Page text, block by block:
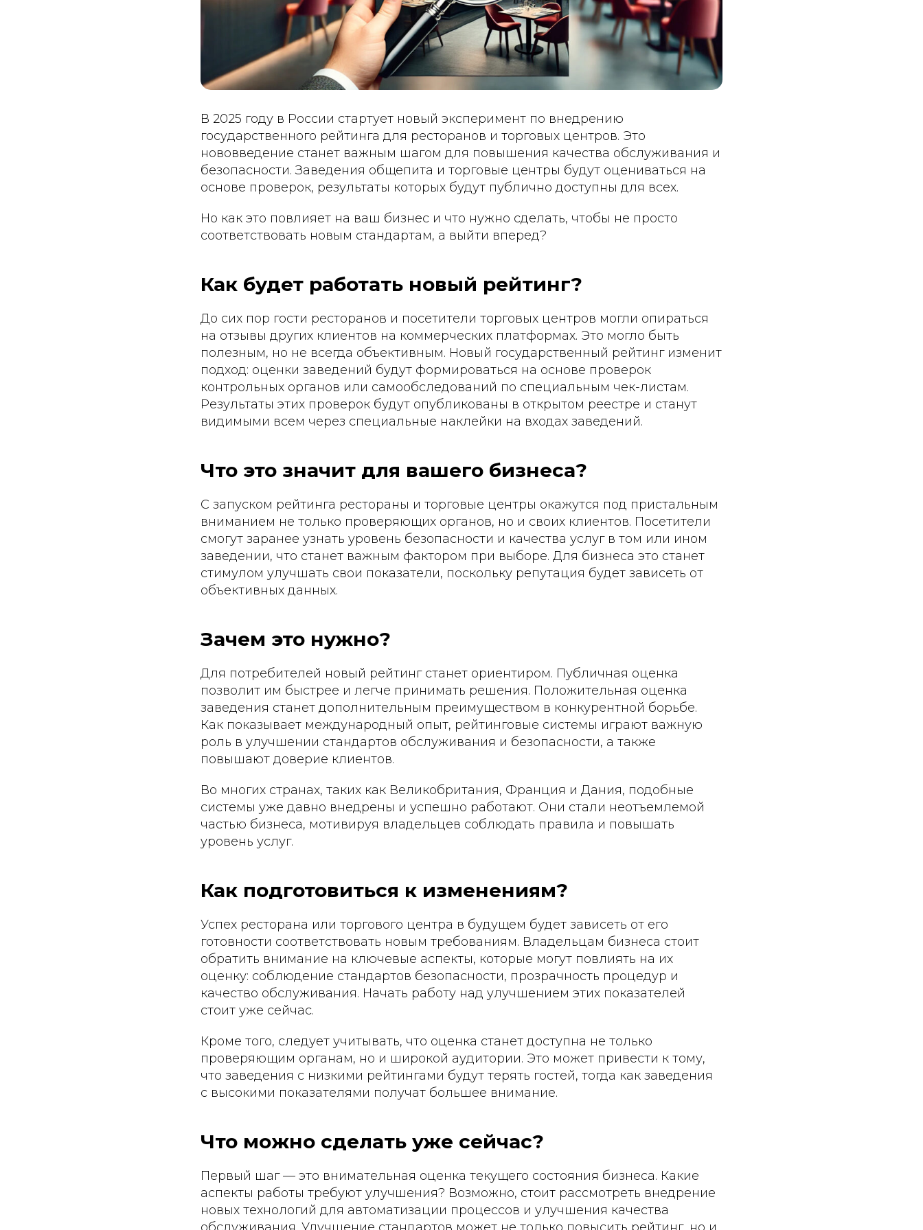
В 2025 году в России стартует новый эксперимент по внедрению
государственного рейтинга для ресторанов и торговых центров. Это
нововведение станет важным шагом для повышения качества обслуживания и
безопасности. Заведения общепита и торговые центры будут оцениваться на
основе проверок, результаты которых будут публично доступны для всех.
Но как это повлияет на ваш бизнес и что нужно сделать, чтобы не просто
соответствовать новым стандартам, а выйти вперед?
Как будет работать новый рейтинг?
До сих пор гости ресторанов и посетители торговых центров могли опираться
на отзывы других клиентов на коммерческих платформах. Это могло быть
полезным, но не всегда объективным. Новый государственный рейтинг изменит
подход: оценки заведений будут формироваться на основе проверок
контрольных органов или самообследований по специальным чек-листам.
Результаты этих проверок будут опубликованы в открытом реестре и станут
видимыми всем через специальные наклейки на входах заведений.
Что это значит для вашего бизнеса?
С запуском рейтинга рестораны и торговые центры окажутся под пристальным
вниманием не только проверяющих органов, но и своих клиентов. Посетители
смогут заранее узнать уровень безопасности и качества услуг в том или ином
заведении, что станет важным фактором при выборе. Для бизнеса это станет
стимулом улучшать свои показатели, поскольку репутация будет зависеть от
объективных данных.
Зачем это нужно?
Для потребителей новый рейтинг станет ориентиром. Публичная оценка
позволит им быстрее и легче принимать решения. Положительная оценка
заведения станет дополнительным преимуществом в конкурентной борьбе.
Как показывает международный опыт, рейтинговые системы играют важную
роль в улучшении стандартов обслуживания и безопасности, а также
повышают доверие клиентов.
Во многих странах, таких как Великобритания, Франция и Дания, подобные
системы уже давно внедрены и успешно работают. Они стали неотъемлемой
частью бизнеса, мотивируя владельцев соблюдать правила и повышать
уровень услуг.
Как подготовиться к изменениям?
Успех ресторана или торгового центра в будущем будет зависеть от его
готовности соответствовать новым требованиям. Владельцам бизнеса стоит
обратить внимание на ключевые аспекты, которые могут повлиять на их
оценку: соблюдение стандартов безопасности, прозрачность процедур и
качество обслуживания. Начать работу над улучшением этих показателей
стоит уже сейчас.
Кроме того, следует учитывать, что оценка станет доступна не только
проверяющим органам, но и широкой аудитории. Это может привести к тому,
что заведения с низкими рейтингами будут терять гостей, тогда как заведения
с высокими показателями получат большее внимание.
Что можно сделать уже сейчас?
Первый шаг — это внимательная оценка текущего состояния бизнеса. Какие
аспекты работы требуют улучшения? Возможно, стоит рассмотреть внедрение
новых технологий для автоматизации процессов и улучшения качества
обслуживания. Улучшение стандартов может не только повысить рейтинг, но и